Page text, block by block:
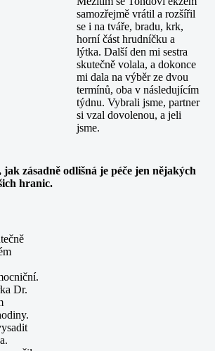
samozřejmě vrátil a rozšířil
se i na tváře, bradu, krk,
horní část hrudníčku a
lýtka. Další den mi sestra
skutečně volala, a dokonce
mi dala na výběr ze dvou
termínů, oba v následujícím
týdnu. Vybrali jsme, partner
si vzal dovolenou, a jeli
jsme.
jak zásadně odlišná je péče jen nějakých
hranic.
Dr.